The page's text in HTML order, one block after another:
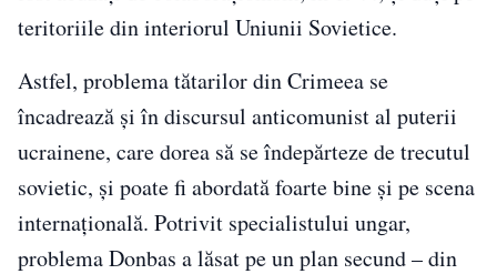
teritoriile din interiorul Uniunii Sovietice.
Astfel, problema tătarilor din Crimeea se
încadrează și în discursul anticomunist al puterii
ucrainene, care dorea să se îndepărteze de trecutul
sovietic, și poate fi abordată foarte bine și pe scena
internațională. Potrivit specialistului ungar,
problema Donbas a lăsat pe un plan secund – din